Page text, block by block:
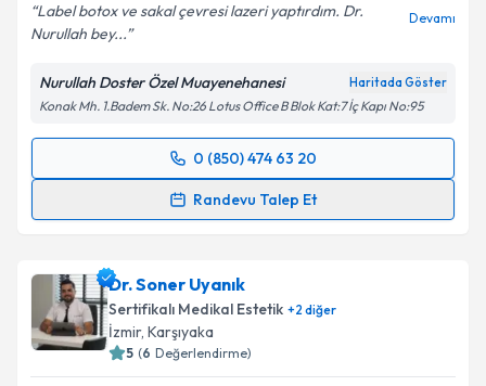
Label botox ve sakal çevresi lazeri yaptırdım. Dr.
Nurullah bey...
Devamı
Nurullah Doster Özel Muayenehanesi Haritada Göster
Konak Mh. 1.Badem Sk. No:26 Lotus Office B Blok Kat:7 İç Kapı No:95
0 (850) 474 63 20
Randevu Talep Et
Randevu Takvimi Talebi
takvim hazırlandığında e-posta ile bilgilendireceğiz.
E-posta Adresiniz
Dr. Soner Uyanık
Sertifikalı Medikal Estetik +2 diğer
İzmir, Karşıyaka
5 (6 Değerlendirme)